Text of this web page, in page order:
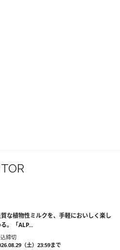
質な植物性ミルクを、手軽においしく楽し
。「ALP...
締切
（土）23:59まで